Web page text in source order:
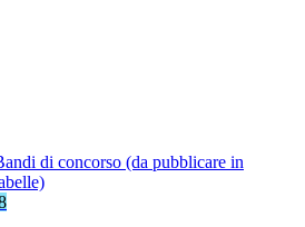
di concorso (da pubblicare in